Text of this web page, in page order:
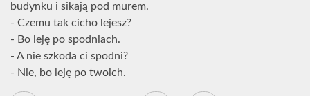
budynku i sikają pod murem.
- Czemu tak cicho lejesz?
- Bo leję po spodniach.
- A nie szkoda ci spodni?
- Nie, bo leję po twoich.